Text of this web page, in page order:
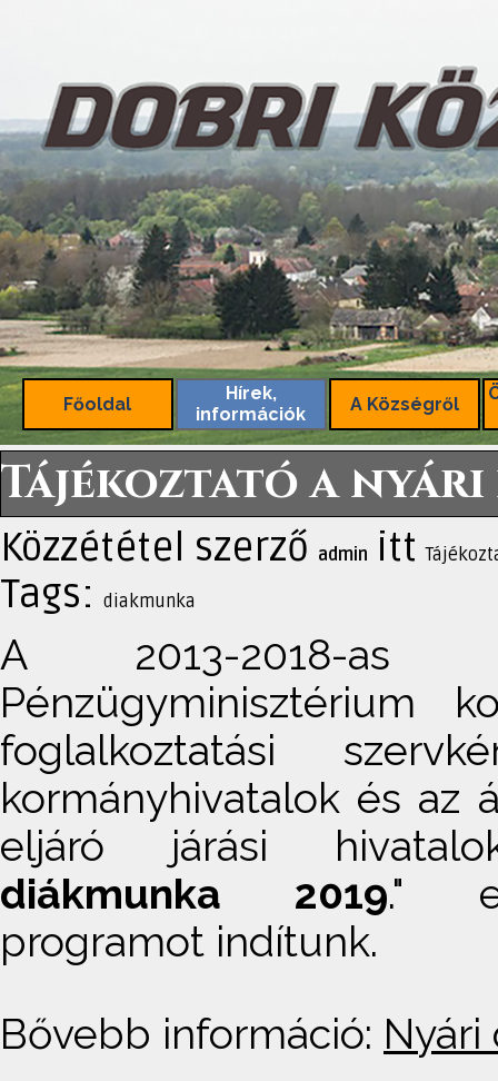
Főoldal
Hírek,
információk
A Községről
Tájékoztató a
Közzététel szerző admin itt
Tags: diakmunka
A 2013-2018-as
Pénzügyminisztérium
foglalkoztatási
kormányhivatalok és az
eljáró járási
diákmunka 2019."
programot indítunk.
Bővebb információ: Nyári